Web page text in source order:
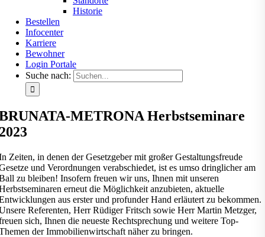
Historie
Bestellen
Infocenter
Karriere
Bewohner
Login Portale
Suche nach:
METRONA Herbstseminare
Zeiten, in denen der Gesetzgeber mit großer Gestaltungsfreude
und Verordnungen verabschiedet, ist es umso dringlicher am
zu bleiben! Insofern freuen wir uns, Ihnen mit unseren
erneut die Möglichkeit anzubieten, aktuelle
aus erster und profunder Hand erläutert zu bekommen.
Referenten, Herr Rüdiger Fritsch sowie Herr Martin Metzger,
sich, Ihnen die neueste Rechtsprechung und weitere Top-
der Immobilienwirtschaft näher zu bringen.